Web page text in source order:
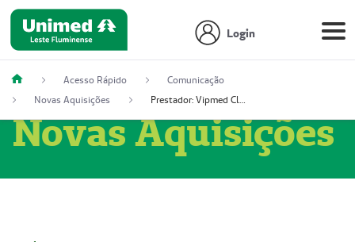
Login
Acesso Rápido
Comunicação
Novas Aquisições
Prestador: Vipmed Clínica Geral Ltda, 51004349-0 (Nome Fantasia: Policlínica Master)
Novas Aquisições